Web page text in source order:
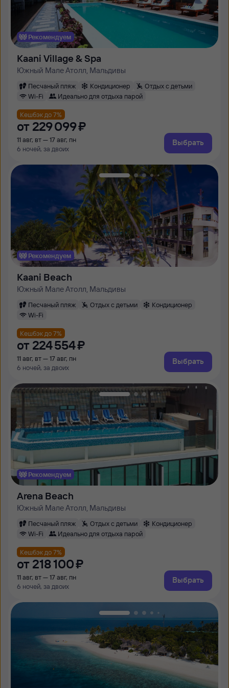
Рекомендуем
Kaani Village & Spa
Южный Мале Атолл, Мальдивы
Песчаный пляж Кондиционер
Отдых с детьми
Wi-Fi
Идеально для отдыха парой
Кешбэк до 7%
от 229 ⁠099 ⁠₽
11 авг, вт — 17 авг, пн
6 ночей, за двоих
Выбрать
Рекомендуем
Kaani Beach
Южный Мале Атолл, Мальдивы
Песчаный пляж Отдых с детьми
Кондиционер
Wi-Fi
Кешбэк до 7%
от 224 ⁠554 ⁠₽
11 авг, вт — 17 авг, пн
6 ночей, за двоих
Выбрать
Рекомендуем
Arena Beach
Южный Мале Атолл, Мальдивы
Песчаный пляж Отдых с детьми
Кондиционер
Wi-Fi
Идеально для отдыха парой
Кешбэк до 7%
от 218 ⁠100 ⁠₽
11 авг, вт — 17 авг, пн
6 ночей, за двоих
Выбрать